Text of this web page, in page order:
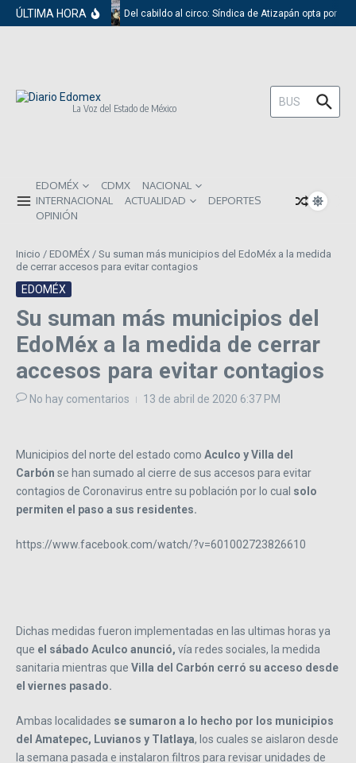
Saltar al contenido
ÚLTIMA HORA Del cabildo al circo: Síndica de Atizapán opta por el
La Voz del Estado de México
Buscar:
EDOMÉX CDMX
NACIONAL
INTERNACIONAL
ACTUALIDAD
DEPORTES
OPINIÓN
Inicio / EDOMÉX / Su suman más municipios del EdoMéx a la medida
de cerrar accesos para evitar contagios
EDOMÉX
Su suman más municipios del
EdoMéx a la medida de cerrar
accesos para evitar contagios
No hay comentarios 13 de abril de 2020 6:37 PM
Municipios del norte del estado como Aculco y Villa del
Carbón se han sumado al cierre de sus accesos para evitar
contagios de Coronavirus entre su población por lo cual solo
permiten el paso a sus residentes.
https://www.facebook.com/watch/?v=601002723826610
Dichas medidas fueron implementadas en las ultimas horas ya
que el sábado Aculco anunció, vía redes sociales, la medida
sanitaria mientras que Villa del Carbón cerró su acceso desde
el viernes pasado.
Ambas localidades se sumaron a lo hecho por los municipios
del Amatepec, Luvianos y Tlatlaya, los cuales se aislaron desde
la semana pasada e instalaron filtros para revisar unidades de